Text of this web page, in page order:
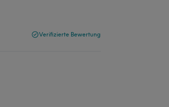
Verifizierte Bewertung